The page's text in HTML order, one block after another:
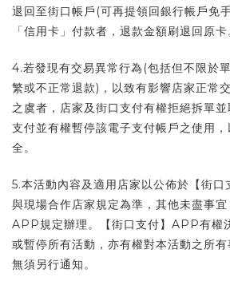
退回至街口帳戶(可再提領回銀行帳戶免
「信用卡」付款者，退款金額刷退回原卡
4.若發現有交易異常行為(包括但不限於
繁或不正常退款)，以致有影響店家正常
之虞者，店家及街口支付有權拒絕拆單
支付並有權暫停該電子支付帳戶之使用
全。
5.本活動內容及適用店家以公佈於【街
與現場合作店家規定為準，其他未盡事宜
APP規定辦理。【街口支付】APP有權
或暫停所有活動，亦有權對本活動之所有
無須另行通知。